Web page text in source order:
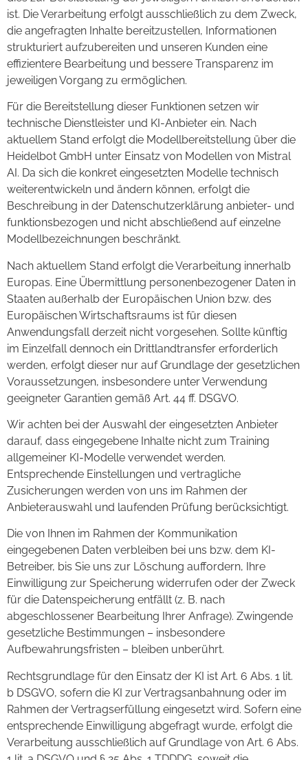
ist. Die Verarbeitung erfolgt ausschließlich zu dem Zweck,
die angefragten Inhalte bereitzustellen, Informationen
strukturiert aufzubereiten und unseren Kunden eine
effizientere Bearbeitung und bessere Transparenz im
jeweiligen Vorgang zu ermöglichen.
Für die Bereitstellung dieser Funktionen setzen wir
technische Dienstleister und KI-Anbieter ein. Nach
aktuellem Stand erfolgt die Modellbereitstellung über die
Heidelbot GmbH unter Einsatz von Modellen von Mistral
AI. Da sich die konkret eingesetzten Modelle technisch
weiterentwickeln und ändern können, erfolgt die
Beschreibung in der Datenschutzerklärung anbieter- und
funktionsbezogen und nicht abschließend auf einzelne
Modellbezeichnungen beschränkt.
Nach aktuellem Stand erfolgt die Verarbeitung innerhalb
Europas. Eine Übermittlung personenbezogener Daten in
Staaten außerhalb der Europäischen Union bzw. des
Europäischen Wirtschaftsraums ist für diesen
Anwendungsfall derzeit nicht vorgesehen. Sollte künftig
im Einzelfall dennoch ein Drittlandtransfer erforderlich
werden, erfolgt dieser nur auf Grundlage der gesetzlichen
Voraussetzungen, insbesondere unter Verwendung
geeigneter Garantien gemäß Art. 44 ff. DSGVO.
Wir achten bei der Auswahl der eingesetzten Anbieter
darauf, dass eingegebene Inhalte nicht zum Training
allgemeiner KI-Modelle verwendet werden.
Entsprechende Einstellungen und vertragliche
Zusicherungen werden von uns im Rahmen der
Anbieterauswahl und laufenden Prüfung berücksichtigt.
Die von Ihnen im Rahmen der Kommunikation
eingegebenen Daten verbleiben bei uns bzw. dem KI-
Betreiber, bis Sie uns zur Löschung auffordern, Ihre
Einwilligung zur Speicherung widerrufen oder der Zweck
für die Datenspeicherung entfällt (z. B. nach
abgeschlossener Bearbeitung Ihrer Anfrage). Zwingende
gesetzliche Bestimmungen – insbesondere
Aufbewahrungsfristen – bleiben unberührt.
Rechtsgrundlage für den Einsatz der KI ist Art. 6 Abs. 1 lit.
b DSGVO, sofern die KI zur Vertragsanbahnung oder im
Rahmen der Vertragserfüllung eingesetzt wird. Sofern eine
entsprechende Einwilligung abgefragt wurde, erfolgt die
Verarbeitung ausschließlich auf Grundlage von Art. 6 Abs.